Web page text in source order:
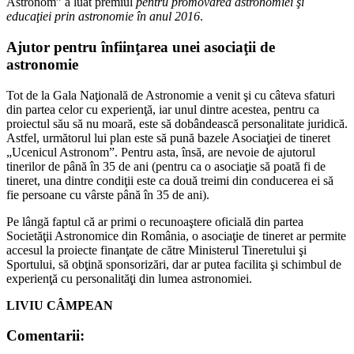
educaţiei prin astronomie în anul 2016.
Ajutor pentru înfiinţarea unei asociaţii de
astronomie
Tot de la Gala Naţională de Astronomie a venit şi cu câteva sfaturi
din partea celor cu experienţă, iar unul dintre acestea, pentru ca
proiectul său să nu moară, este să dobândească personalitate juridică.
Astfel, următorul lui plan este să pună bazele Asociaţiei de tineret
„Ucenicul Astronom”. Pentru asta, însă, are nevoie de ajutorul
tinerilor de până în 35 de ani (pentru ca o asociaţie să poată fi de
tineret, una dintre condiţii este ca două treimi din conducerea ei să
fie persoane cu vârste până în 35 de ani).
Pe lângă faptul că ar primi o recunoaştere oficială din partea
Societăţii Astronomice din România, o asociaţie de tineret ar permite
accesul la proiecte finanţate de către Ministerul Tineretului şi
Sportului, să obţină sponsorizări, dar ar putea facilita şi schimbul de
experienţă cu personalităţi din lumea astronomiei.
LIVIU CÂMPEAN
Comentarii: